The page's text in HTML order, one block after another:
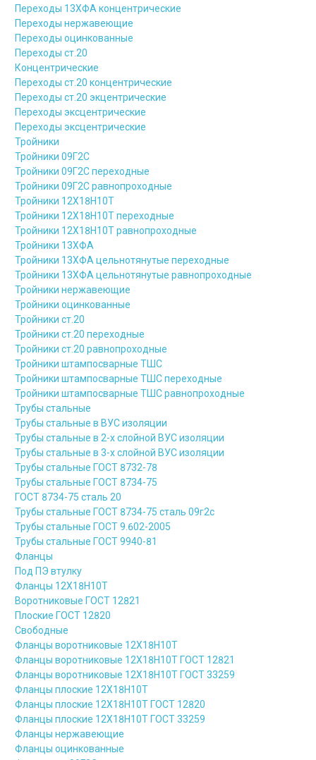
Переходы 13ХФА концентрические
Переходы нержавеющие
Переходы оцинкованные
Переходы ст.20
Концентрические
Переходы ст.20 концентрические
Переходы ст.20 экцентрические
Переходы эксцентрические
Переходы эксцентрические
Тройники
Тройники 09Г2С
Тройники 09Г2С переходные
Тройники 09Г2С равнопроходные
Тройники 12Х18Н10Т
Тройники 12Х18Н10Т переходные
Тройники 12Х18Н10Т равнопроходные
Тройники 13ХФА
Тройники 13ХФА цельнотянутые переходные
Тройники 13ХФА цельнотянутые равнопроходные
Тройники нержавеющие
Тройники оцинкованные
Тройники ст.20
Тройники ст.20 переходные
Тройники ст.20 равнопроходные
Тройники штампосварные ТШС
Тройники штампосварные ТШС переходные
Тройники штампосварные ТШС равнопроходные
Трубы стальные
Трубы стальные в ВУС изоляции
Трубы стальные в 2-х слойной ВУС изоляции
Трубы стальные в 3-х слойной ВУС изоляции
Трубы стальные ГОСТ 8732-78
Трубы стальные ГОСТ 8734-75
ГОСТ 8734-75 сталь 20
Трубы стальные ГОСТ 8734-75 сталь 09г2с
Трубы стальные ГОСТ 9.602-2005
Трубы стальные ГОСТ 9940-81
Фланцы
Под ПЭ втулку
Фланцы 12Х18Н10Т
Воротниковые ГОСТ 12821
Плоские ГОСТ 12820
Свободные
Фланцы воротниковые 12Х18Н10Т
Фланцы воротниковые 12Х18Н10Т ГОСТ 12821
Фланцы воротниковые 12Х18Н10Т ГОСТ 33259
Фланцы плоские 12Х18Н10Т
Фланцы плоские 12Х18Н10Т ГОСТ 12820
Фланцы плоские 12Х18Н10Т ГОСТ 33259
Фланцы нержавеющие
Фланцы оцинкованные